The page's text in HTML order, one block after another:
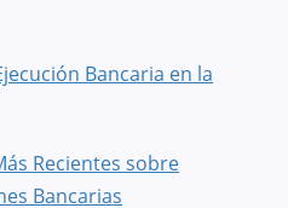
Bancaria en la
Recientes sobre
Bancarias